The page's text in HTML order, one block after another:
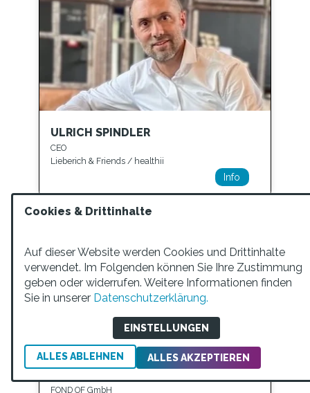
ULRICH SPINDLER
CEO
Lieberich & Friends / healthii
Info
DR. OLIVER STEINKI
FOND OF GmbH
Cookies & Drittinhalte
Auf dieser Website werden Cookies und Drittinhalte
verwendet. Im Folgenden können Sie Ihre Zustimmung
geben oder widerrufen. Weitere Informationen finden
Sie in unserer Datenschutzerklärung.
EINSTELLUNGEN
ALLES ABLEHNEN ALLES AKZEPTIEREN